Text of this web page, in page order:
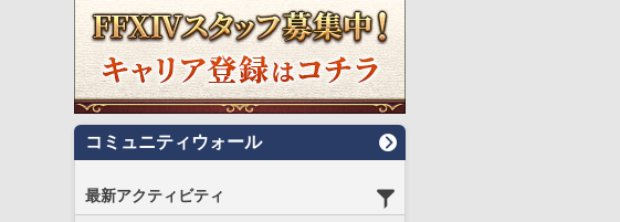
コミュニティウォール
最新アクティビティ